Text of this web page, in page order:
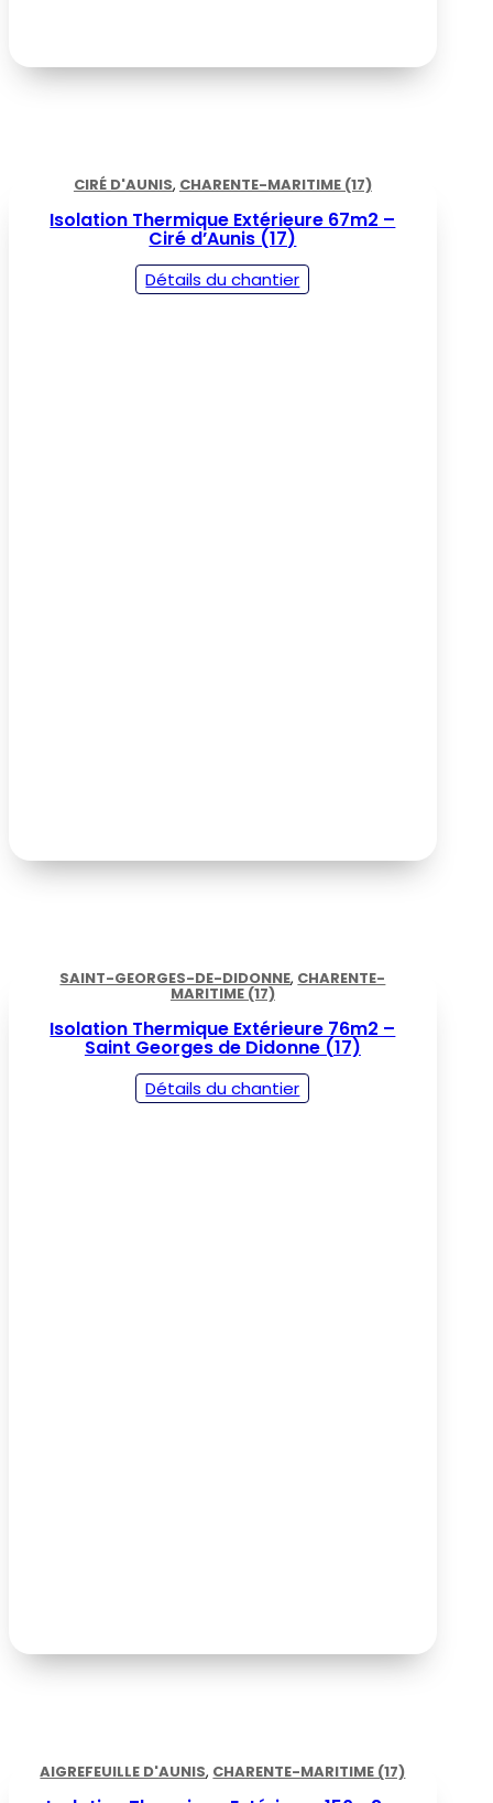
CIRÉ D'AUNIS, CHARENTE-MARITIME (17)
Isolation Thermique Extérieure 67m2 –
Ciré d’Aunis (17)
Détails du chantier
SAINT-GEORGES-DE-DIDONNE, CHARENTE-
MARITIME (17)
Isolation Thermique Extérieure 76m2 –
Saint Georges de Didonne (17)
Détails du chantier
AIGREFEUILLE D'AUNIS, CHARENTE-MARITIME (17)